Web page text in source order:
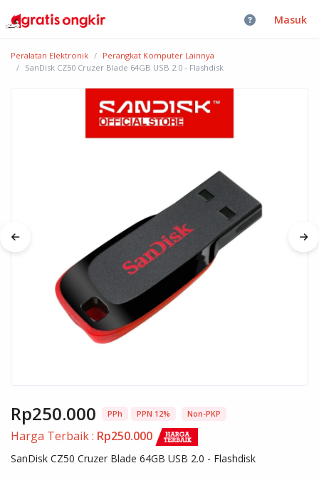
Masuk
Peralatan Elektronik
Perangkat Komputer Lainnya
SanDisk CZ50 Cruzer Blade 64GB USB 2.0 - Flashdisk
Rp250.000 PPh PPN 12% Non-PKP
Harga Terbaik : Rp250.000
SanDisk CZ50 Cruzer Blade 64GB USB 2.0 - Flashdisk